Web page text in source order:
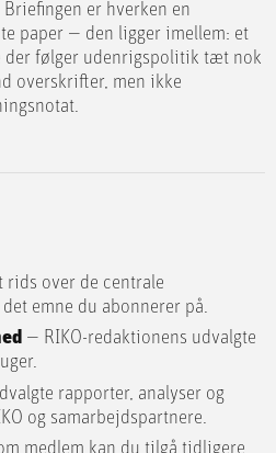
er hverken en
paper — den ligger imellem: et
der følger udenrigspolitik tæt nok
overskrifter, men ikke
rids over de centrale
emne du abonnerer på.
— RIKO-redaktionens udvalgte
rapporter, analyser og
og samarbejdspartnere.